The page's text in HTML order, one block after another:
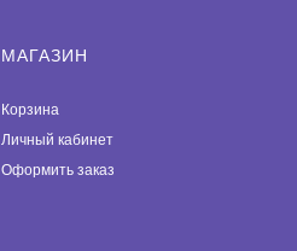
МАГАЗИН
Корзина
Личный кабинет
Оформить заказ